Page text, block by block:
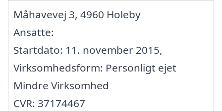
Måhavevej 3, 4960 Holeby
Ansatte:
Startdato: 11. november 2015,
Virksomhedsform: Personligt ejet
Mindre Virksomhed
CVR: 37174467